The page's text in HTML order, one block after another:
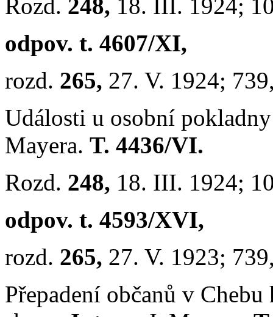
Rozd. 248, 18. III. 1924;
odpov. t. 4607/XI,
rozd. 265, 27. V. 1924;
Události u osobní
Mayera. T. 4436/VI.
Rozd. 248, 18. III. 1924;
odpov. t. 4593/XVI,
rozd. 265, 27. V. 1923;
Přepadení občanů v